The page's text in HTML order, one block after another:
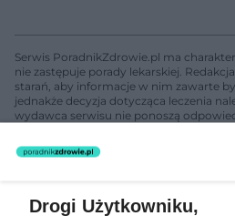
Serwis PoradnikZdrowie.pl ma
nie zastępuje porady lekarskiej.
starań, aby informacje w nim zawarte
jednakże decyzja dotycząca leczenia
wydawca serwisu nie ponoszą
nie prowadzi działalności leczniczej
świadczeń zdrowotnych w rozumieniu
Drogi Użytkowniku,